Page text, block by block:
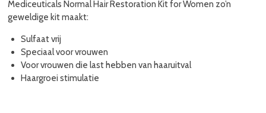
Mediceuticals Normal Hair Restoration Kit for Women zo’n
geweldige kit maakt:
Sulfaat vrij
Speciaal voor vrouwen
Voor vrouwen die last hebben van haaruitval
Haargroei stimulatie